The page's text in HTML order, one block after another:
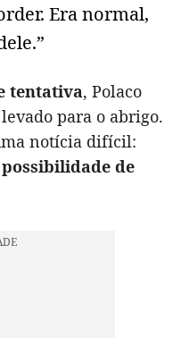
Era normal,
tentativa, Polaco
para o abrigo.
notícia difícil:
de